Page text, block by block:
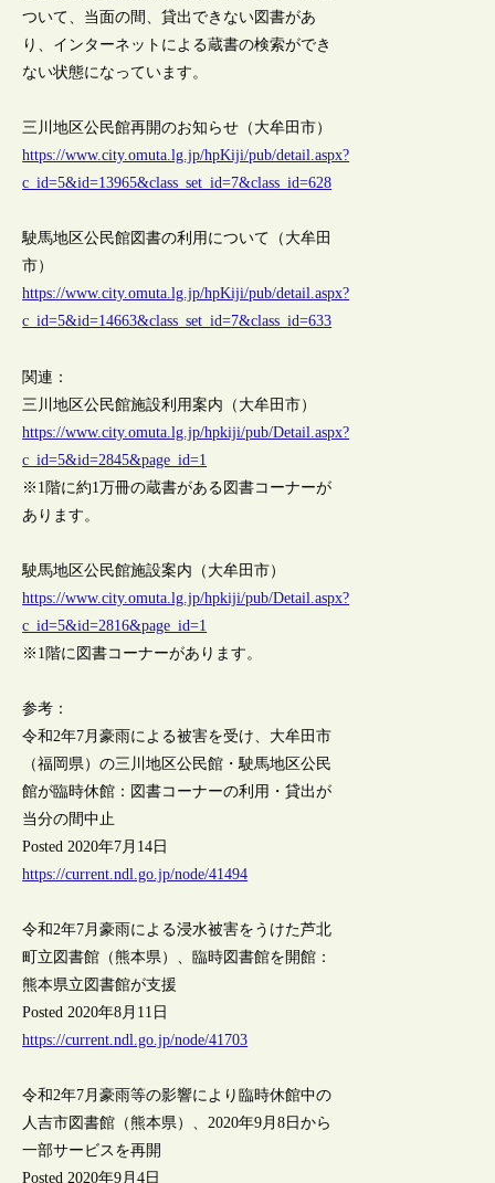
ついて、当面の間、貸出できない図書があ
り、インターネットによる蔵書の検索ができ
ない状態になっています。
三川地区公民館再開のお知らせ（大牟田市）
https://www.city.omuta.lg.jp/hpKiji/pub/detail.aspx?
c_id=5&id=13965&class_set_id=7&class_id=628
駛馬地区公民館図書の利用について（大牟田
市）
https://www.city.omuta.lg.jp/hpKiji/pub/detail.aspx?
c_id=5&id=14663&class_set_id=7&class_id=633
関連：
三川地区公民館施設利用案内（大牟田市）
https://www.city.omuta.lg.jp/hpkiji/pub/Detail.aspx?
c_id=5&id=2845&page_id=1
※1階に約1万冊の蔵書がある図書コーナーが
あります。
駛馬地区公民館施設案内（大牟田市）
https://www.city.omuta.lg.jp/hpkiji/pub/Detail.aspx?
c_id=5&id=2816&page_id=1
※1階に図書コーナーがあります。
参考：
令和2年7月豪雨による被害を受け、大牟田市
（福岡県）の三川地区公民館・駛馬地区公民
館が臨時休館：図書コーナーの利用・貸出が
当分の間中止
Posted 2020年7月14日
https://current.ndl.go.jp/node/41494
令和2年7月豪雨による浸水被害をうけた芦北
町立図書館（熊本県）、臨時図書館を開館：
熊本県立図書館が支援
Posted 2020年8月11日
https://current.ndl.go.jp/node/41703
令和2年7月豪雨等の影響により臨時休館中の
人吉市図書館（熊本県）、2020年9月8日から
一部サービスを再開
Posted 2020年9月4日